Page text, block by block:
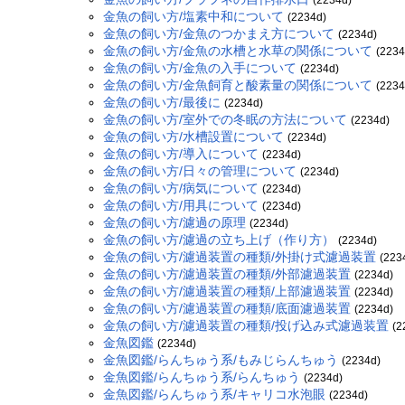
金魚の飼い方/塩素中和について (2234d)
金魚の飼い方/金魚のつかまえ方について (2234d)
金魚の飼い方/金魚の水槽と水草の関係について
金魚の飼い方/金魚の入手について (2234d)
金魚の飼い方/金魚飼育と酸素量の関係について
金魚の飼い方/最後に (2234d)
金魚の飼い方/室外での冬眠の方法について (2234d)
金魚の飼い方/水槽設置について (2234d)
金魚の飼い方/導入について (2234d)
金魚の飼い方/日々の管理について (2234d)
金魚の飼い方/病気について (2234d)
金魚の飼い方/用具について (2234d)
金魚の飼い方/濾過の原理 (2234d)
金魚の飼い方/濾過の立ち上げ（作り方） (2234d)
金魚の飼い方/濾過装置の種類/外掛け式濾過装置
金魚の飼い方/濾過装置の種類/外部濾過装置 (2234d)
金魚の飼い方/濾過装置の種類/上部濾過装置 (2234d)
金魚の飼い方/濾過装置の種類/底面濾過装置 (2234d)
金魚の飼い方/濾過装置の種類/投げ込み式濾過装置
金魚図鑑 (2234d)
金魚図鑑/らんちゅう系/もみじらんちゅう (2234d)
金魚図鑑/らんちゅう系/らんちゅう (2234d)
金魚図鑑/らんちゅう系/キャリコ水泡眼 (2234d)